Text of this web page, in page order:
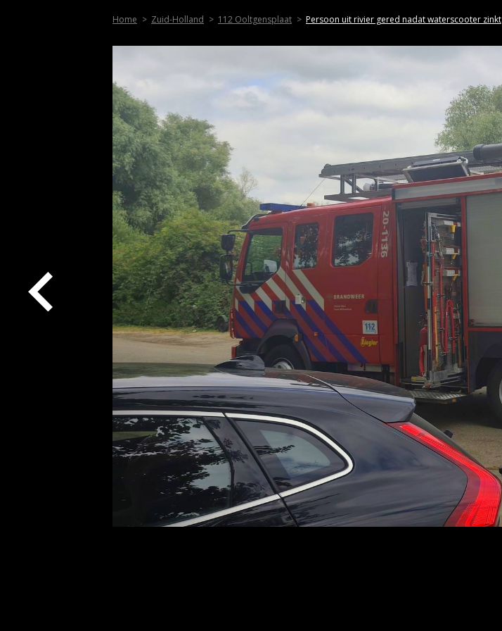
Home Zuid-Holland 112 Ooltgensplaat Persoon uit rivier gered nadat waterscooter zinkt